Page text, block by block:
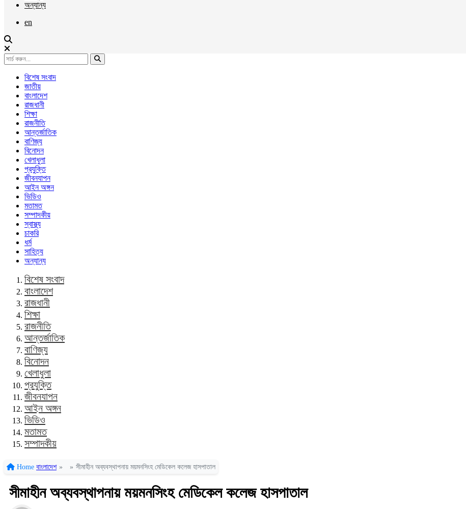
অন্যান্য
en
বিশেষ সংবাদ
জাতীয়
বাংলাদেশ
রাজধানী
শিক্ষা
রাজনীতি
আন্তর্জাতিক
বাণিজ্য
বিনোদন
খেলাধুলা
প্রযুক্তি
জীবনযাপন
আইন অঙ্গন
ভিডিও
মতামত
সম্পাদকীয়
স্বাস্থ্য
চাকরি
ধর্ম
সাহিত্য
অন্যান্য
বিশেষ সংবাদ
বাংলাদেশ
রাজধানী
শিক্ষা
রাজনীতি
আন্তর্জাতিক
বাণিজ্য
বিনোদন
খেলাধুলা
প্রযুক্তি
জীবনযাপন
আইন অঙ্গন
ভিডিও
মতামত
সম্পাদকীয়
Home বাংলাদেশ » » সীমাহীন অব্যবস্থাপনায় ময়মনসিংহ মেডিকেল কলেজ হাসপাতাল
সীমাহীন অব্যবস্থাপনায় ময়মনসিংহ মেডিকেল কলেজ হাসপাতাল